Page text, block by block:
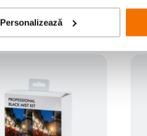
Personalizează